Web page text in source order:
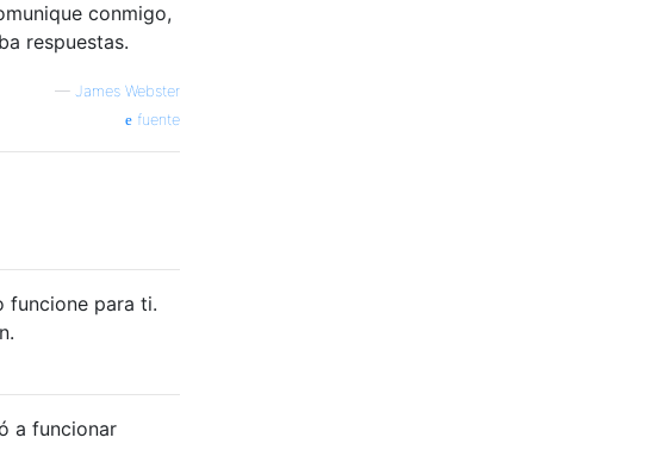
conmigo,
respuestas.
— James Webster
fuente
funcione para ti.
a funcionar